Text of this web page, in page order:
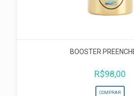
BOOSTER
R$98,00
COMPRAR